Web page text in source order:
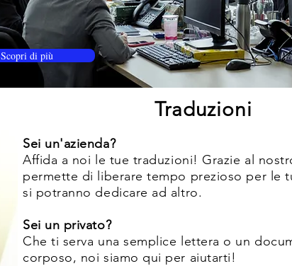
Scopri di più
Traduzioni
Sei un'azienda?
Affida a noi le tue traduzioni! Grazie al
permette di liberare tempo prezioso per le
si potranno dedicare ad altro.
Sei un privato?
Che ti serva una semplice lettera o un
corposo, noi siamo qui per aiutarti!